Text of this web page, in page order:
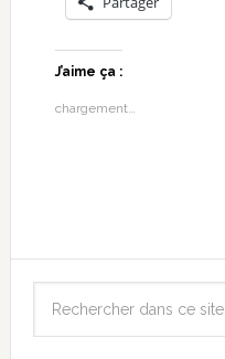
J’aime ça :
chargement…